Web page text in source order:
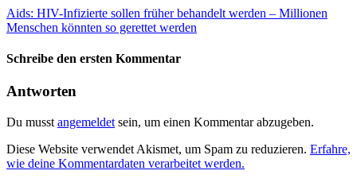
Aids: HIV-Infizierte sollen früher behandelt werden – Millionen
Menschen könnten so gerettet werden
Schreibe den ersten Kommentar
Antworten
Du musst angemeldet sein, um einen Kommentar abzugeben.
Diese Website verwendet Akismet, um Spam zu reduzieren. Erfahre,
wie deine Kommentardaten verarbeitet werden.